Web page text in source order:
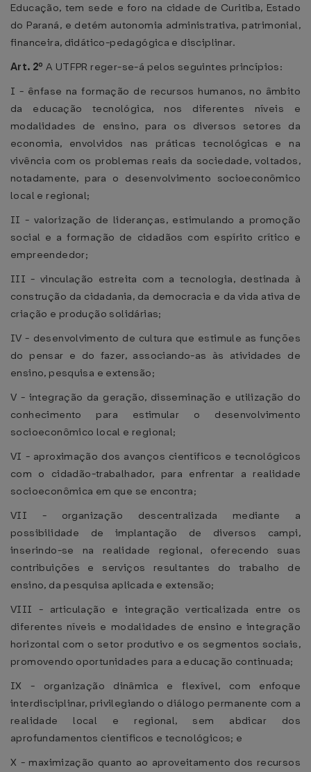
Educação, tem sede e foro na cidade de Curitiba, Estado
do Paraná, e detém autonomia administrativa, patrimonial,
financeira, didático-pedagógica e disciplinar.
Art. 2ºA UTFPR reger-se-á pelos seguintes princípios:
I - ênfase na formação de recursos humanos, no âmbito
da educação tecnológica, nos diferentes níveis e
modalidades de ensino, para os diversos setores da
economia, envolvidos nas práticas tecnológicas e na
vivência com os problemas reais da sociedade, voltados,
notadamente, para o desenvolvimento socioeconômico
local e regional;
II - valorização de lideranças, estimulando a promoção
social e a formação de cidadãos com espírito crítico e
empreendedor;
III - vinculação estreita com a tecnologia, destinada à
construção da cidadania, da democracia e da vida ativa de
criação e produção solidárias;
IV - desenvolvimento de cultura que estimule as funções
do pensar e do fazer, associando-as às atividades de
ensino, pesquisa e extensão;
V - integração da geração, disseminação e utilização do
conhecimento para estimular o desenvolvimento
socioeconômico local e regional;
VI - aproximação dos avanços científicos e tecnológicos
com o cidadão-trabalhador, para enfrentar a realidade
socioeconômica em que se encontra;
VII - organização descentralizada mediante a
possibilidade de implantação de diversos campi,
inserindo-se na realidade regional, oferecendo suas
contribuições e serviços resultantes do trabalho de
ensino, da pesquisa aplicada e extensão;
VIII - articulação e integração verticalizada entre os
diferentes níveis e modalidades de ensino e integração
horizontal com o setor produtivo e os segmentos sociais,
promovendo oportunidades para a educação continuada;
IX - organização dinâmica e flexível, com enfoque
interdisciplinar, privilegiando o diálogo permanente com a
realidade local e regional, sem abdicar dos
aprofundamentos científicos e tecnológicos; e
X - maximização quanto ao aproveitamento dos recursos